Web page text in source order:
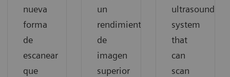
nueva
forma
de
escanear
que
un
rendimiento
de
imagen
superior
ultrasound
system
that
can
scan